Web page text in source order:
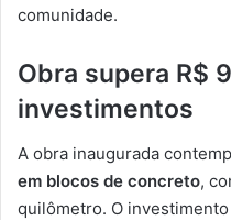
comunidade.
Obra supera R$
investimentos
A obra inaugurada
em blocos de concreto,
quilômetro. O